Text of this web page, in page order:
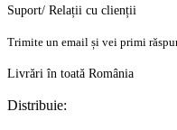
Suport/ Relații cu clienții
Trimite un email și vei primi
Livrări în toată România
Distribuie: